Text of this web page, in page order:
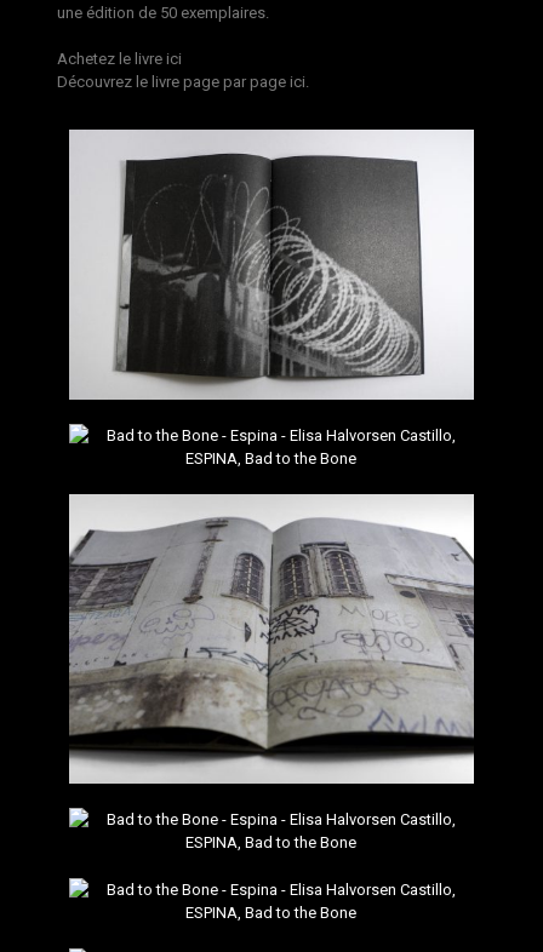
une édition de 50 exemplaires.
Achetez le livre ici
Découvrez le livre page par page ici.